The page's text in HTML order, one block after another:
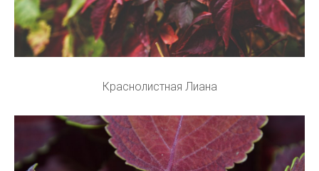
Краснолистная Лиана